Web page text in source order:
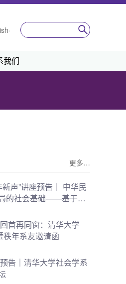
我们
更多…
声”讲座预告｜ 中华民
的社会基础——基于
首再同窗：清华大学
秩年系友邀请函
告｜清华大学社会学系